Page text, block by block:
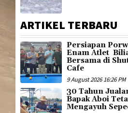
ARTIKEL TERBARU
Persiapan
Enam Atlet
Bersama di
Cafe
9 August 2026 16:26 PM
30 Tahun
Bapak Aboi
Mengayuh